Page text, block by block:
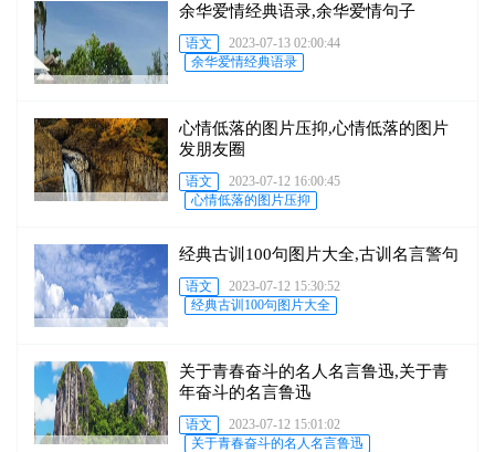
备!
余华爱情经典语录,余华爱情句子
语文
2023-07-13 02:00:44
余华爱情经典语录
心情低落的图片压抑,心情低落的图片
发朋友圈
语文
2023-07-12 16:00:45
心情低落的图片压抑
经典古训100句图片大全,古训名言警句
语文
2023-07-12 15:30:52
经典古训100句图片大全
关于青春奋斗的名人名言鲁迅,关于青
年奋斗的名言鲁迅
语文
2023-07-12 15:01:02
关于青春奋斗的名人名言鲁迅